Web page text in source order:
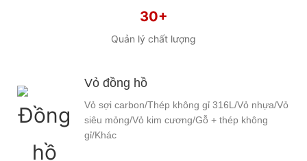
30+
Quản lý chất lượng
Vỏ đồng hồ
Vỏ sợi carbon/Thép không gỉ 316L/Vỏ nhựa/Vỏ
siêu mỏng/Vỏ kim cương/Gỗ + thép không
gỉ/Khác